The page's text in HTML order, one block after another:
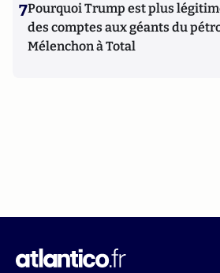
7Pourquoi Trump est plus
des comptes aux géants du
Mélenchon à Total